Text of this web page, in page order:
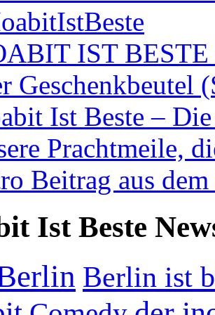
IST BESTE
Geschenkbeutel
Ist Beste –
Prachtmeile,
Beitrag aus
Ist Beste
Berlin ist